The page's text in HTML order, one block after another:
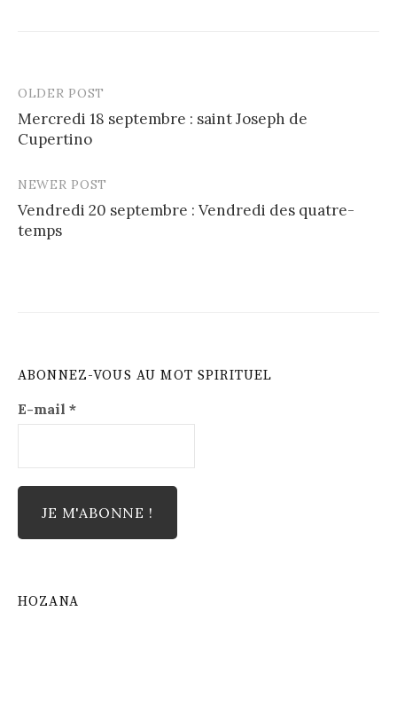
Post
navigation
OLDER POST
Mercredi 18 septembre : saint Joseph de
Cupertino
NEWER POST
Vendredi 20 septembre : Vendredi des quatre-
temps
ABONNEZ-VOUS AU MOT SPIRITUEL
E-mail *
HOZANA